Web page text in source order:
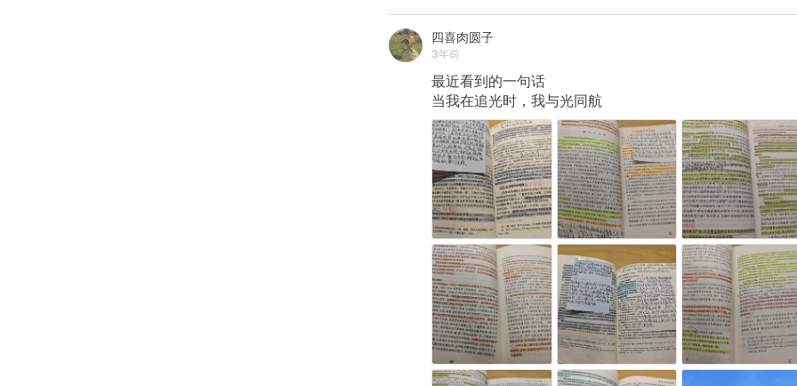
四喜肉圆子
3年前
最近看到的一句话
当我在追光时，我与光同航